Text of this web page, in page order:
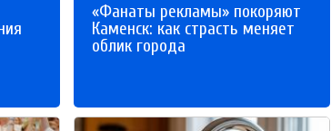
«Фанаты рекламы» покоряют
Каменск: как страсть меняет
облик города